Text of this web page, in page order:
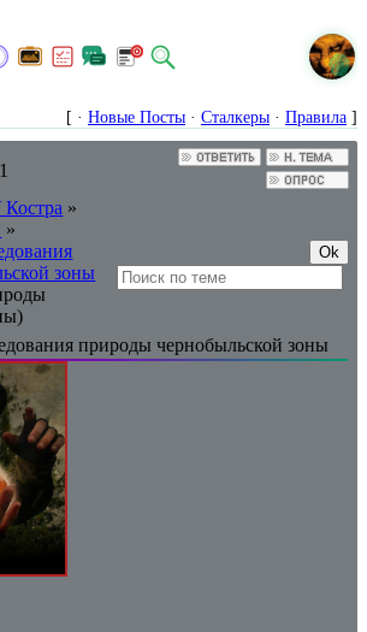
[ · Новые Посты · Сталкеры · Правила ]
1
»
»
зоны
природы чернобыльской зоны